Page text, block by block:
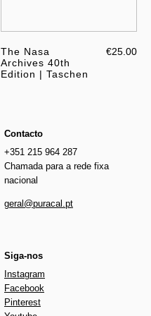
The Nasa
Archives 40th
Edition | Taschen
€25.00
Contacto
+351 215 964 287
Chamada para a rede fixa
nacional
geral@puracal.pt
Siga-nos
Instagram
Facebook
Pinterest